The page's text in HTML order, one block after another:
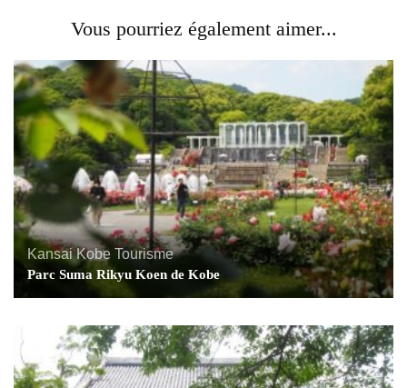
Vous pourriez également aimer...
Kansai Kobe Tourisme
Parc Suma Rikyu Koen de Kobe